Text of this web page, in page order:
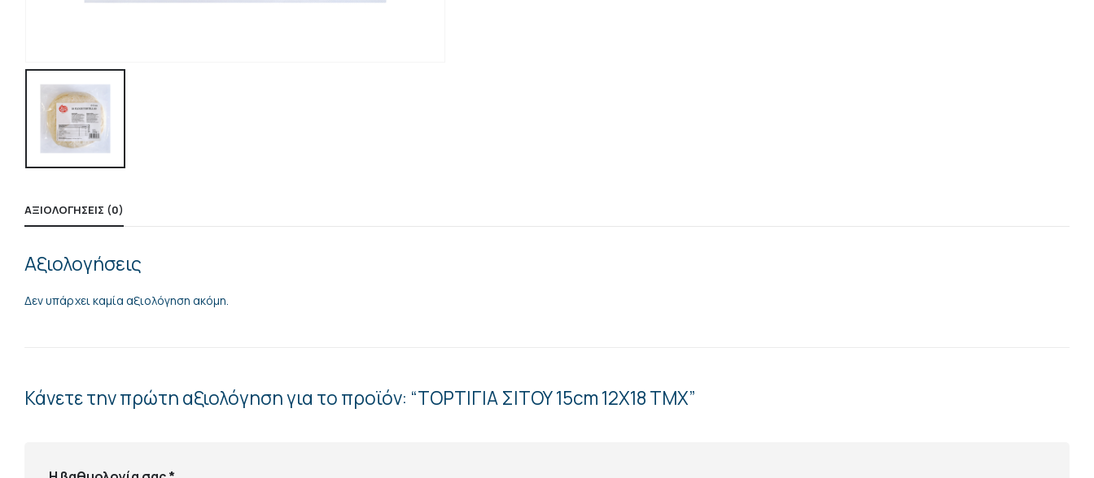
ΑΞΙΟΛΟΓΉΣΕΙΣ (0)
Αξιολογήσεις
Δεν υπάρχει καμία αξιολόγηση ακόμη.
Κάνετε την πρώτη αξιολόγηση για το προϊόν: “ΤΟΡΤΙΓΙΑ ΣΙΤΟΥ 15cm 12Χ18 ΤΜΧ”